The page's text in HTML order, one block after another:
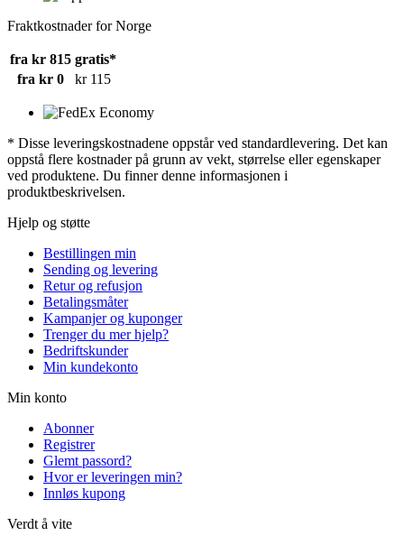
Fraktkostnader for Norge
fra kr 815 gratis*
fra kr 0
kr 115
* Disse leveringskostnadene oppstår ved standardlevering. Det kan
oppstå flere kostnader på grunn av vekt, størrelse eller egenskaper
ved produktene. Du finner denne informasjonen i
produktbeskrivelsen.
Hjelp og støtte
Bestillingen min
Sending og levering
Retur og refusjon
Betalingsmåter
Kampanjer og kuponger
Trenger du mer hjelp?
Bedriftskunder
Min kundekonto
Min konto
Abonner
Registrer
Glemt passord?
Hvor er leveringen min?
Innløs kupong
Verdt å vite